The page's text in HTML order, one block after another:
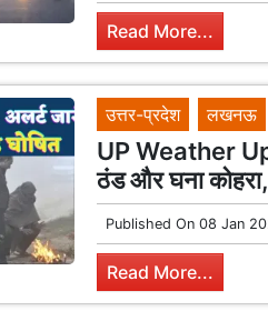
Read More...
उत्तर-प्रदेश लखनऊ
UP Weather
ठंड और घना
Published On 08 Jan
Read More...